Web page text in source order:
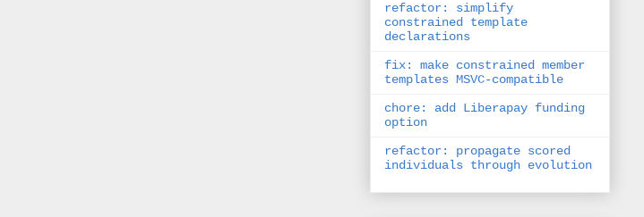
refactor: simplify
constrained template
declarations
fix: make constrained member
templates MSVC-compatible
chore: add Liberapay funding
option
refactor: propagate scored
individuals through evolution